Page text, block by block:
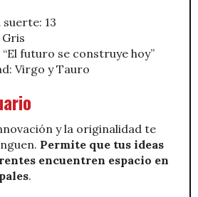
13
futuro se construye hoy”
Virgo y Tauro
y la originalidad te
Permite que tus ideas
encuentren espacio en
.